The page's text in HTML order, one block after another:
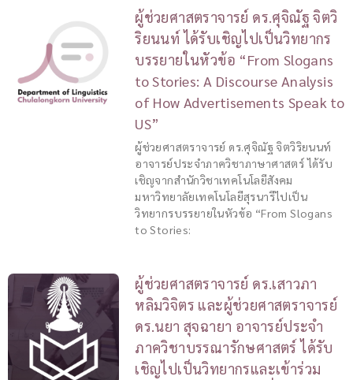
ผู้ช่วยศาสตราจารย์ ดร.ศุจิณัฐ จิตวิ
ริยนนท์ ได้รับเชิญไปเป็นวิทยากร
บรรยายในหัวข้อ “From Slogans
to Stories: A Discourse Analysis
of How Advertisements Speak to
US”
ผู้ช่วยศาสตราจารย์ ดร.ศุจิณัฐ จิตวิริยนนท์
อาจารย์ประจำภาควิชาภาษาศาสตร์ ได้รับ
เชิญจากสำนักวิชาเทคโนโลยีสังคม
มหาวิทยาลัยเทคโนโลยีสุรนารีไปเป็น
วิทยากรบรรยายในหัวข้อ “From Slogans
to Stories:
ผู้ช่วยศาสตราจารย์ ดร.เสาวภา
หลิมวิจิตร และผู้ช่วยศาสตราจารย์
ดร.นยา สุจฉายา อาจารย์ประจำ
ภาควิชาบรรณารักษศาสตร์ ได้รับ
เชิญไปเป็นวิทยากรและเข้าร่วม